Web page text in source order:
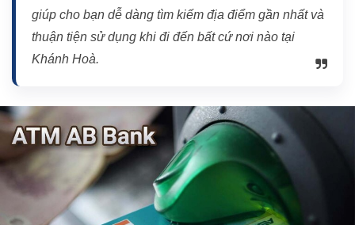
giúp cho bạn dễ dàng tìm kiếm địa điểm gần nhất và
thuận tiện sử dụng khi đi đến bất cứ nơi nào tại
Khánh Hoà.